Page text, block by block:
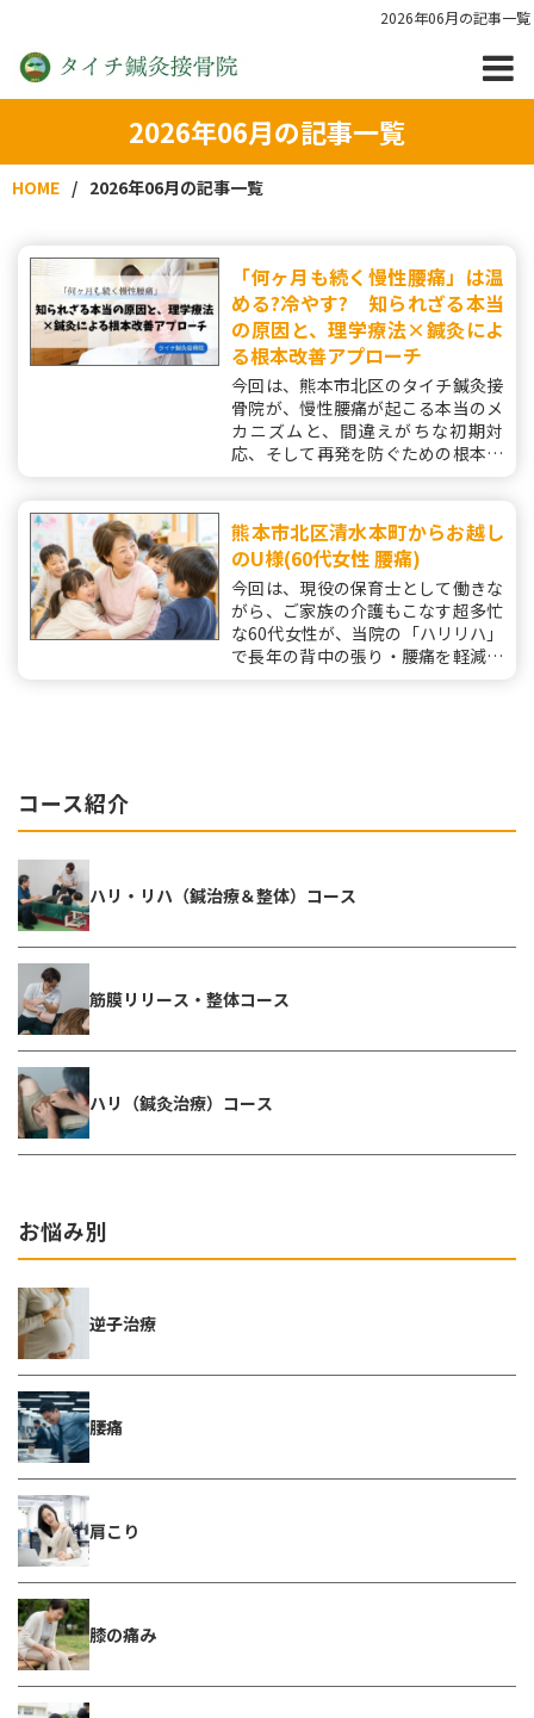
2026年06月の記事一覧
2026年06月の記事一覧
HOME 2026年06月の記事一覧
「何ヶ月も続く慢性腰痛」は温
める?冷やす? 知られざる本当
の原因と、理学療法×鍼灸によ
る根本改善アプローチ
今回は、熊本市北区のタイチ鍼灸接
骨院が、慢性腰痛が起こる本当のメ
カニズムと、間違えがちな初期対
応、そして再発を防ぐための根本解
熊本市北区清水本町からお越し
のU様(60代女性 腰痛)
今回は、現役の保育士として働きな
がら、ご家族の介護もこなす超多忙
な60代女性が、当院の「ハリリハ」
で長年の背中の張り・腰痛を軽減さ
コース紹介
ハリ・リハ（鍼治療＆整体）コース
筋膜リリース・整体コース
ハリ（鍼灸治療）コース
お悩み別
逆子治療
腰痛
肩こり
膝の痛み